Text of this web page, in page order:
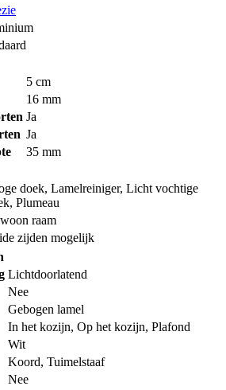
5 cm
16 mm
Ja
Ja
35 mm
doek, Lamelreiniger, Licht vochtige
, Plumeau
raam
zijden mogelijk
Lichtdoorlatend
Nee
Gebogen lamel
In het kozijn, Op het kozijn, Plafond
Wit
Koord, Tuimelstaaf
Nee